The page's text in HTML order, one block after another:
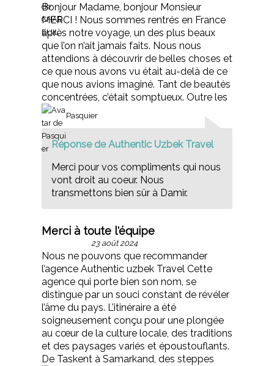
Bonjour Madame, bonjour Monsieur
MERCI ! Nous sommes rentrés en France
après notre voyage, un des plus beaux
que l’on n’ait jamais faits. Nous nous
attendions à découvrir de belles choses et
ce que nous avons vu était au-delà de ce
que nous avions imaginé. Tant de beautés
concentrées, c’était somptueux. Outre les
Pasquier
Réponse de Authentic Uzbek Travel
Merci pour vos compliments qui nous
vont droit au coeur. Nous
transmettons bien sûr à Damir.
Merci à toute l'équipe
23 août 2024
Nous ne pouvons que recommander
l’agence Authentic uzbek Travel Cette
agence qui porte bien son nom, se
distingue par un souci constant de révéler
l’âme du pays. L’itinéraire a été
soigneusement conçu pour une plongée
au cœur de la culture locale, des traditions
et des paysages variés et époustouflants.
De Taskent à Samarkand, des steppes